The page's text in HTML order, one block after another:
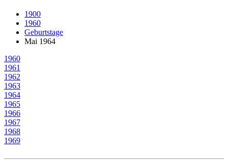
1900
1960
Geburtstage
Mai 1964
1960
1961
1962
1963
1964
1965
1966
1967
1968
1969